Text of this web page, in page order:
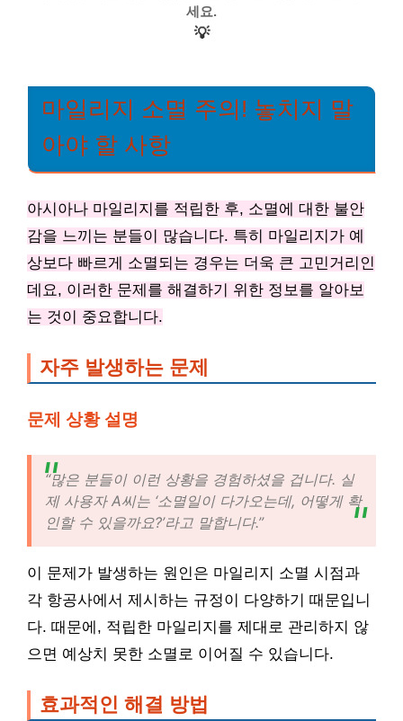
세요.
💡
마일리지 소멸 주의! 놓치지 말
아야 할 사항
아시아나 마일리지를 적립한 후, 소멸에 대한 불안
감을 느끼는 분들이 많습니다. 특히 마일리지가 예
상보다 빠르게 소멸되는 경우는 더욱 큰 고민거리인
데요, 이러한 문제를 해결하기 위한 정보를 알아보
는 것이 중요합니다.
자주 발생하는 문제
문제 상황 설명
“많은 분들이 이런 상황을 경험하셨을 겁니다. 실
제 사용자 A씨는 ‘소멸일이 다가오는데, 어떻게 확
인할 수 있을까요?’라고 말합니다.”
이 문제가 발생하는 원인은 마일리지 소멸 시점과
각 항공사에서 제시하는 규정이 다양하기 때문입니
다. 때문에, 적립한 마일리지를 제대로 관리하지 않
으면 예상치 못한 소멸로 이어질 수 있습니다.
효과적인 해결 방법